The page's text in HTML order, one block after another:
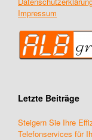
Impressum
Letzte Beiträge
Steigern Sie Ihre
Telefonservices für